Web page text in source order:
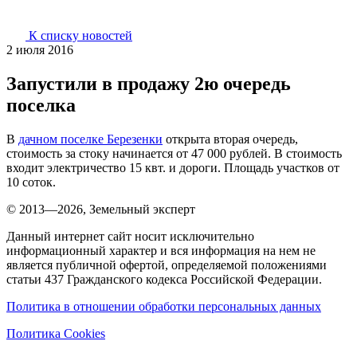
К списку новостей
2 июля 2016
Запустили в продажу 2ю очередь
поселка
В дачном поселке Березенки открыта вторая очередь,
стоимость за стоку начинается от 47 000 рублей. В стоимость
входит электричество 15 квт. и дороги. Площадь участков от
10 соток.
© 2013—2026, Земельный эксперт
Данный интернет сайт носит исключительно
информационный характер и вся информация на нем не
является публичной офертой, определяемой положениями
статьи 437 Гражданского кодекса Российской Федерации.
Политика в отношении обработки персональных данных
Политика Cookies